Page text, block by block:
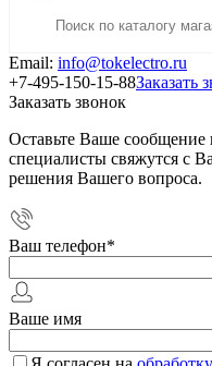
Email: info@tokelectro.ru
+7-495-150-15-88Заказать
Заказать звонок
Оставьте Ваше
специалисты свяжутся с
решения Вашего вопроса.
Ваш телефон*
Ваше имя